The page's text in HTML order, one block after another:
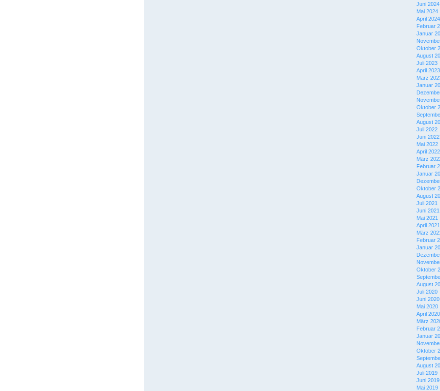
Juni 2024
Mai 2024
April 2024
Februar
Januar
Oktober
August
Juli 2023
April 2023
März
Januar
Oktober
August
Juli 2022
Juni 2022
Mai 2022
April 2022
März
Februar
Januar
Oktober
August
Juli 2021
Juni 2021
Mai 2021
April 2021
März
Februar
Januar
Oktober
August
Juli 2020
Juni 2020
Mai 2020
April 2020
März
Februar
Januar
Oktober
August
Juli 2019
Juni 2019
Mai 2019